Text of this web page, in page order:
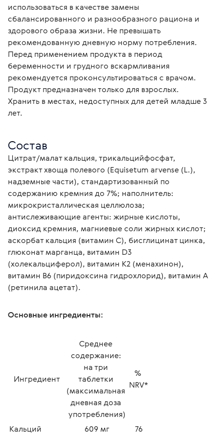
использоваться в качестве замены
сбалансированного и разнообразного рациона и
здорового образа жизни. Не превышать
рекомендованную дневную норму потребления.
Перед применением продукта в период
беременности и грудного вскармливания
рекомендуется проконсультироваться с врачом.
Продукт предназначен только для взрослых.
Хранить в местах, недоступных для детей младше 3
лет.
Состав
Цитрат/малат кальция, трикальцийфосфат,
экстракт хвоща полевого (Equisetum arvense (L.),
надземные части), стандартизованный по
содержанию кремния до 7%; наполнитель:
микрокристаллическая целлюлоза;
антислеживающие агенты: жирные кислоты,
диоксид кремния, магниевые соли жирных кислот;
аскорбат кальция (витамин С), бисглицинат цинка,
глюконат марганца, витамин D3
(холекальциферол), витамин K2 (менахинон),
витамин B6 (пиридоксина гидрохлорид), витамин A
(ретинила ацетат).
Основные ингредиенты:
Ингредиент
Среднее
содержание:
на три
таблетки
(максимальная
дневная доза
употребления)
%
NRV*
Кальций 609 мг
76